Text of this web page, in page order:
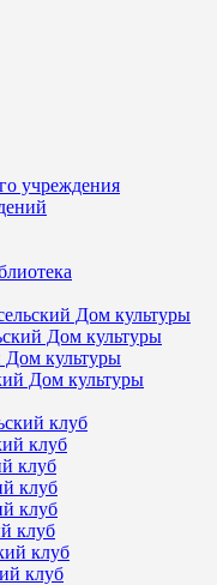
учреждения
Дом культуры
Дом культуры
Дом культуры
Дом культуры
клуб
клуб
клуб
клуб
клуб
клуб
клуб
клуб